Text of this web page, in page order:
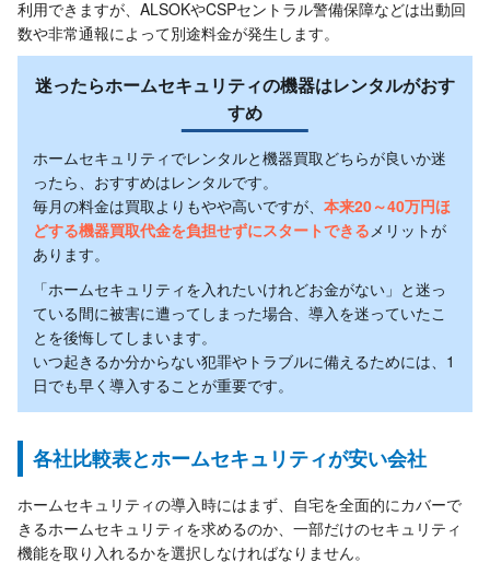
利用できますが、ALSOKやCSPセントラル警備保障などは出動回
数や非常通報によって別途料金が発生します。
迷ったらホームセキュリティの機器はレンタルがおす
すめ
ホームセキュリティでレンタルと機器買取どちらが良いか迷
ったら、おすすめはレンタルです。
毎月の料金は買取よりもやや高いですが、 本来20～40万円ほ
どする機器買取代金を負担せずにスタートできる メリットが
あります。
「ホームセキュリティを入れたいけれどお金がない」と迷っ
ている間に被害に遭ってしまった場合、導入を迷っていたこ
とを後悔してしまいます。
いつ起きるか分からない犯罪やトラブルに備えるためには、1
日でも早く導入することが重要です。
各社比較表とホームセキュリティが安い会社
ホームセキュリティの導入時にはまず、自宅を全面的にカバーで
きるホームセキュリティを求めるのか、一部だけのセキュリティ
機能を取り入れるかを選択しなければなりません。